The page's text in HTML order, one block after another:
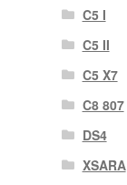
C5 I
C5 II
C5 X7
C8 807
DS4
XSARA